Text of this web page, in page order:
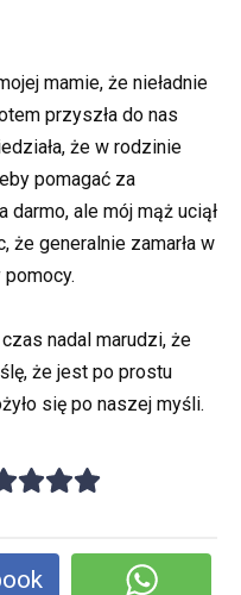
mamie, że nieładnie
przyszła do nas
że w rodzinie
pomagać za
ale mój mąż uciął
że generalnie zamarła w
nadal marudzi, że
że jest po prostu
się po naszej myśli.